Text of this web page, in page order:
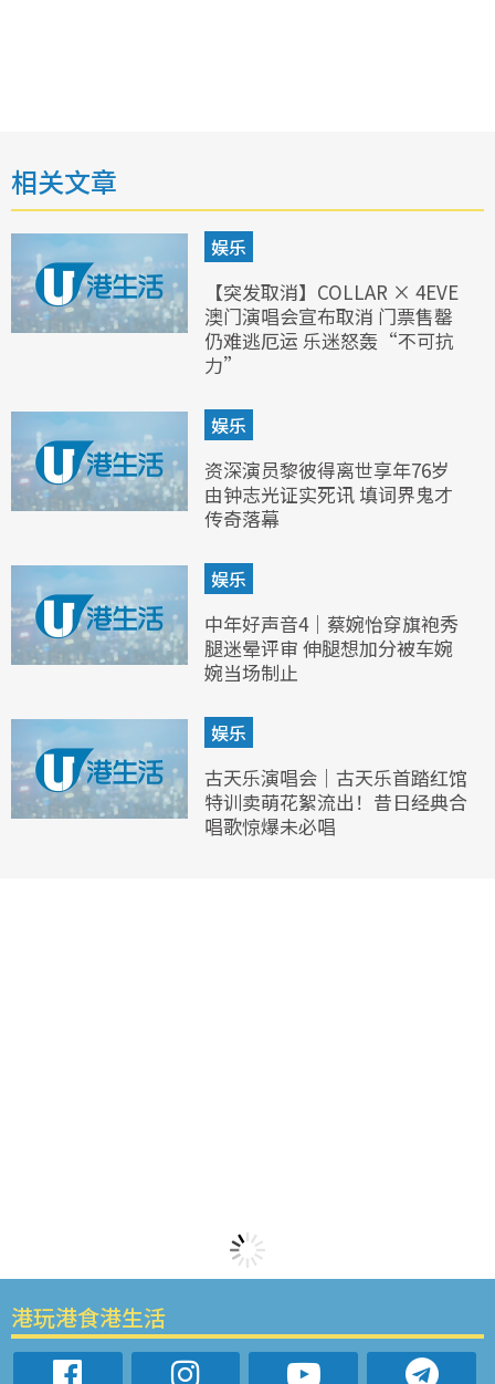
相关文章
娱乐
【突发取消】COLLAR × 4EVE
澳门演唱会宣布取消 门票售罄
仍难逃厄运 乐迷怒轰“不可抗
力”
娱乐
资深演员黎彼得离世享年76岁
由钟志光证实死讯 填词界鬼才
传奇落幕
娱乐
中年好声音4｜蔡婉怡穿旗袍秀
腿迷晕评审 伸腿想加分被车婉
婉当场制止
娱乐
古天乐演唱会｜古天乐首踏红馆
特训卖萌花絮流出！昔日经典合
唱歌惊爆未必唱
港玩港食港生活